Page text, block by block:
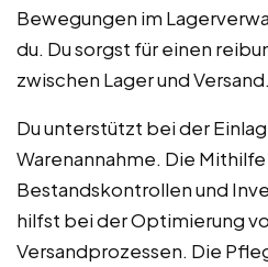
Bewegungen im
du. Du sorgst für einen
zwischen Lager und Versand.
Du unterstützt bei der
Warenannahme. Die
Bestandskontrollen und
hilfst bei der Optimierung
Versandprozessen. Die